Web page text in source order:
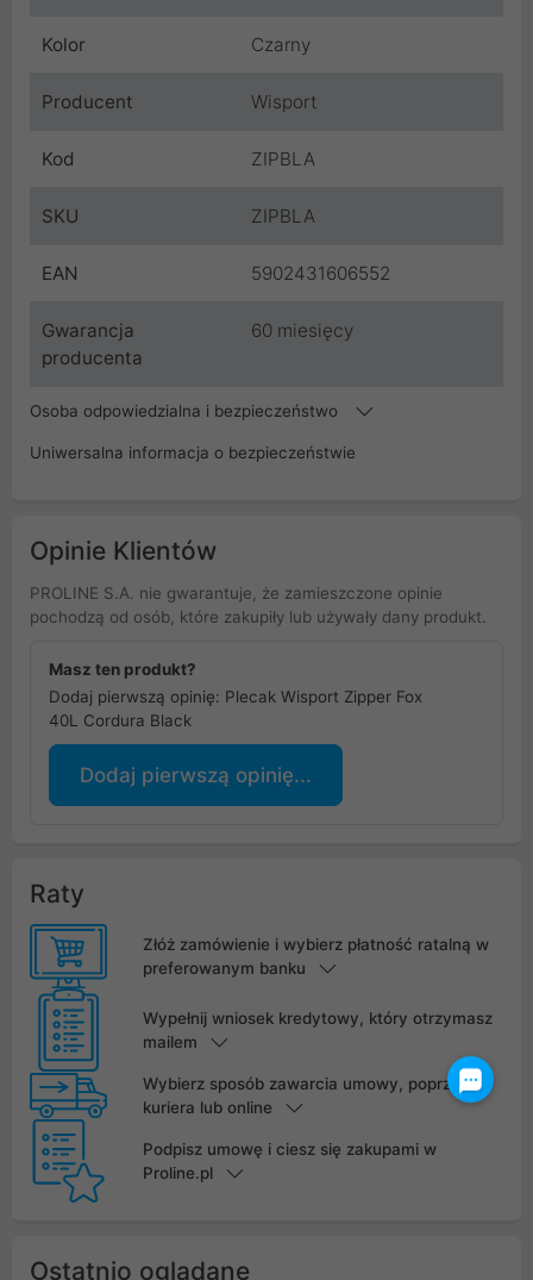
Kolor Czarny
Producent Wisport
Kod ZIPBLA
SKU ZIPBLA
EAN 5902431606552
Gwarancja
producenta
60 miesięcy
Osoba odpowiedzialna i bezpieczeństwo
Uniwersalna informacja o bezpieczeństwie
Opinie Klientów
PROLINE S.A. nie gwarantuje, że zamieszczone opinie
pochodzą od osób, które zakupiły lub używały dany produkt.
Masz ten produkt?
Dodaj pierwszą opinię: Plecak Wisport Zipper Fox
40L Cordura Black
Dodaj pierwszą opinię...
Raty
Złóż zamówienie i wybierz płatność ratalną w
preferowanym banku
Wypełnij wniosek kredytowy, który otrzymasz
mailem
Wybierz sposób zawarcia umowy, poprzez
kuriera lub online
Podpisz umowę i ciesz się zakupami w
Proline.pl
Ostatnio oglądane